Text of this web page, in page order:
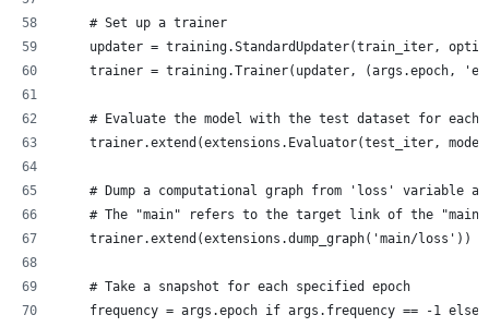
    # Set up a trainer
updater = training.StandardUpdater(train_iter,
trainer = training.Trainer(updater, (args.epoch,
# Evaluate the model with the test dataset for each
trainer.extend(extensions.Evaluator(test_iter,
# Dump a computational graph from 'loss' variable
# The "main" refers to the target link of the
    trainer.extend(extensions.dump_graph('main/loss'))
    # Take a snapshot for each specified epoch
frequency = args.epoch if args.frequency == -1 else